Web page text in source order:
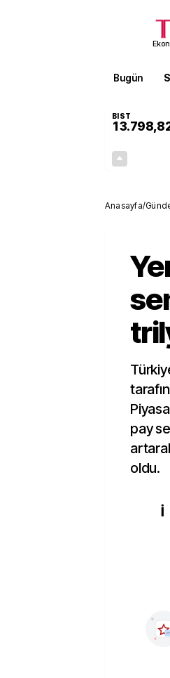
Bugün
BIST
Anasayfa/
pay
oldu.
İ